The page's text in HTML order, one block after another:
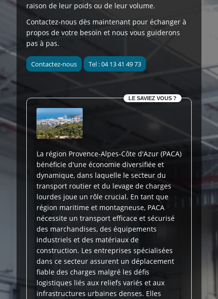
raison de leur poids ou de leur volume.
Contactez-nous dès maintenant pour échanger à
propos de votre besoin et nous vous guiderons
pas à pas.
Contactez-nous Tel : 04 13 41 49 73
LE SAVIEZ VOUS ?
La région Provence-Alpes-Côte d'Azur (PACA)
bénéficie d'une économie diversifiée et
dynamique, dans laquelle le secteur du
transport routier et du levage de charges
lourdes joue un rôle crucial. En tant que
région maritime et montagneuse, PACA
nécessite un transport efficace et sécurisé
des marchandises, des équipements
industriels et des matériaux de
construction. Les entreprises spécialisées
dans ce secteur assurent un déplacement
fiable des charges malgré les défis
logistiques liés aux reliefs variés et aux
infrastructures urbaines denses. Elles